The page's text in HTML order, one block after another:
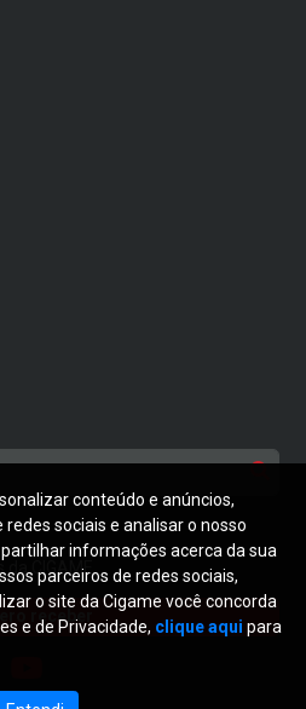
da CIGAME
receber
conteúdo e anúncios,
sociais e analisar o nosso
informações acerca da sua
parceiros de redes sociais,
o site da Cigame você concorda
e de Privacidade, clique aqui para